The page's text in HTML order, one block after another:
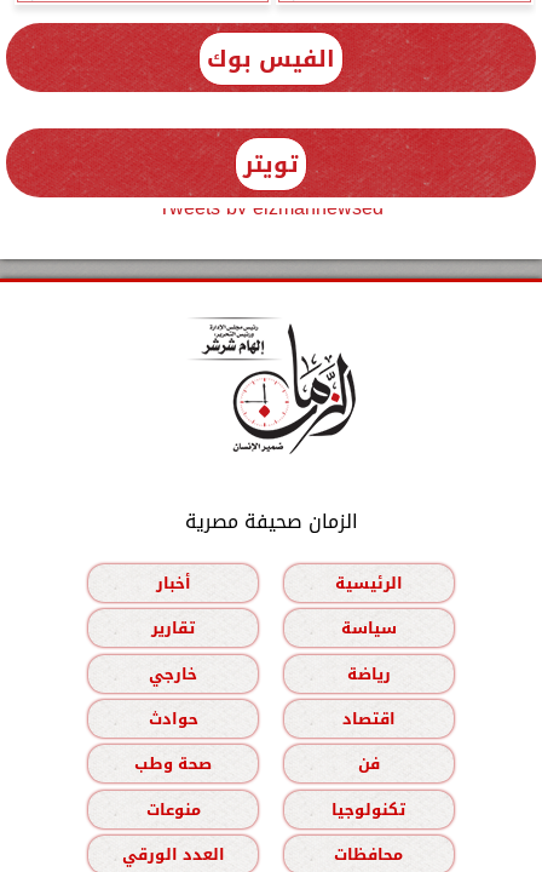
الفيس بوك
تويتر
Tweets by elzmannewseg
الزمان صحيفة مصرية
الرئيسية
أخبار
سياسة
تقارير
رياضة
خارجي
اقتصاد
حوادث
فن
صحة وطب
تكنولوجيا
منوعات
محافظات
العدد الورقي